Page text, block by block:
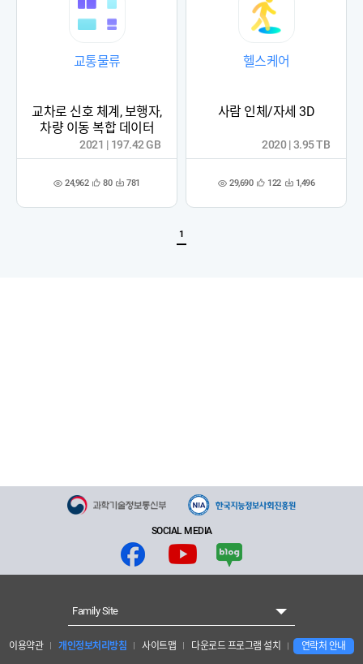
교통물류
교차로 신호 체계, 보행자,
차량 이동 복합 데이터
조 24,962 관
록
80 다 781
2021 | 197.42 GB
헬스케어
사람 인체/자세 3D
조 29,690 관
록
122 다 1,496
2020 | 3.95 TB
1
SOCIAL MEDIA
이용약관 개인정보처리방침 사이트맵 다운로드 프로그램 설치 연락처 안내
Family Site